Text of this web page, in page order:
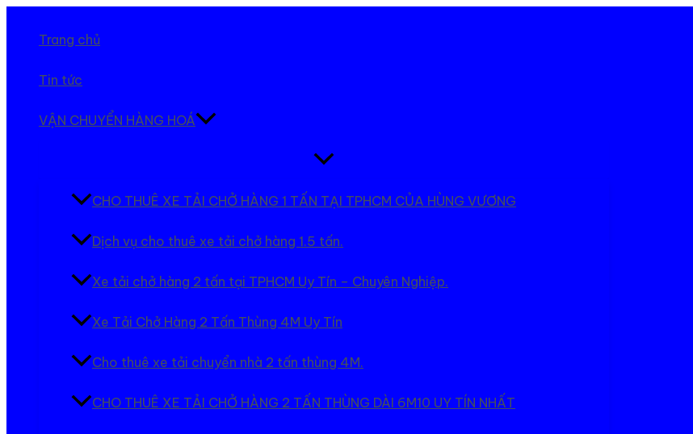
Trang chủ
Tin tức
VẬN CHUYỂN HÀNG HOÁ
Bật/tắt
CHO THUÊ XE TẢI CHỞ HÀNG 1 TẤN TẠI TPHCM CỦA HÙNG VƯƠNG
Dịch vụ cho thuê xe tải chở hàng 1.5 tấn.
Xe tải chở hàng 2 tấn tại TPHCM Uy Tín – Chuyên Nghiệp.
Xe Tải Chở Hàng 2 Tấn Thùng 4M Uy Tín
Cho thuê xe tải chuyển nhà 2 tấn thùng 4M.
CHO THUÊ XE TẢI CHỞ HÀNG 2 TẤN THÙNG DÀI 6M10 UY TÍN NHẤT